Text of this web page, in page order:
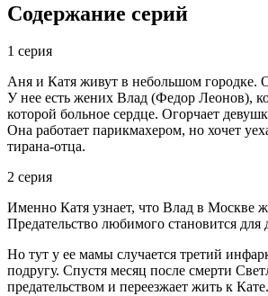
Содержание серий
1 серия
Аня и Катя живут в небольшом городке.
У нее есть жених Влад (Федор Леонов),
которой больное сердце. Огорчает
Она работает парикмахером, но хочет
тирана-отца.
2 серия
Именно Катя узнает, что Влад в Москве
Предательство любимого становится
Но тут у ее мамы случается третий
подругу. Спустя месяц после смерти
предательством и переезжает жить к Кате.